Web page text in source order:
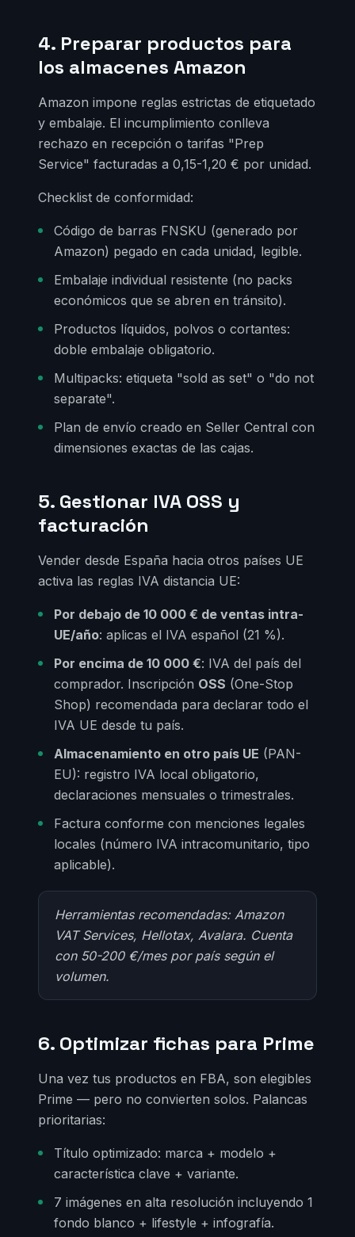
4. Preparar productos para
los almacenes Amazon
Amazon impone reglas estrictas de etiquetado
y embalaje. El incumplimiento conlleva
rechazo en recepción o tarifas "Prep
Service" facturadas a 0,15-1,20 € por unidad.
Checklist de conformidad:
Código de barras FNSKU (generado por
Amazon) pegado en cada unidad, legible.
Embalaje individual resistente (no packs
económicos que se abren en tránsito).
Productos líquidos, polvos o cortantes:
doble embalaje obligatorio.
Multipacks: etiqueta "sold as set" o "do not
separate".
Plan de envío creado en Seller Central con
dimensiones exactas de las cajas.
5. Gestionar IVA OSS y
facturación
Vender desde España hacia otros países UE
activa las reglas IVA distancia UE:
Por debajo de 10 000 € de ventas intra-
UE/año: aplicas el IVA español (21 %).
Por encima de 10 000 €: IVA del país del
comprador. Inscripción OSS (One-Stop
Shop) recomendada para declarar todo el
IVA UE desde tu país.
Almacenamiento en otro país UE (PAN-
EU): registro IVA local obligatorio,
declaraciones mensuales o trimestrales.
Factura conforme con menciones legales
locales (número IVA intracomunitario, tipo
aplicable).
Herramientas recomendadas: Amazon
VAT Services, Hellotax, Avalara. Cuenta
con 50-200 €/mes por país según el
volumen.
6. Optimizar fichas para Prime
Una vez tus productos en FBA, son elegibles
Prime — pero no convierten solos. Palancas
prioritarias:
Título optimizado: marca + modelo +
característica clave + variante.
7 imágenes en alta resolución incluyendo 1
fondo blanco + lifestyle + infografía.